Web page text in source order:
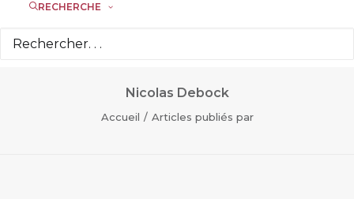
RECHERCHE
Nicolas Debock
Accueil Articles publiés par